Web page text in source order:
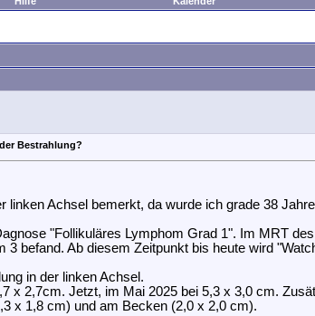
Bestrahlung?
linken Achsel bemerkt, da wurde ich grade 38
"Follikuläres Lymphom Grad 1". Im MRT
befand. Ab diesem Zeitpunkt bis heute wird
in der linken Achsel.
x 2,7cm. Jetzt, im Mai 2025 bei 5,3 x 3,0 cm.
x 1,8 cm) und am Becken (2,0 x 2,0 cm).